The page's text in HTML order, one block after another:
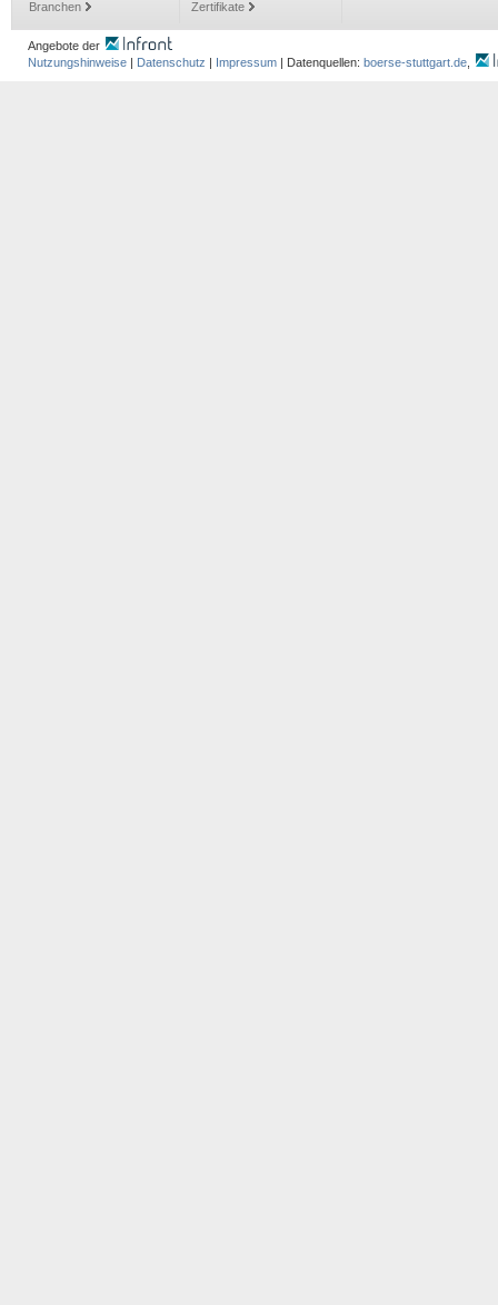
Branchen Zertifikate
Angebote der
Nutzungshinweise | Datenschutz | Impressum | Datenquellen: boerse-stuttgart.de